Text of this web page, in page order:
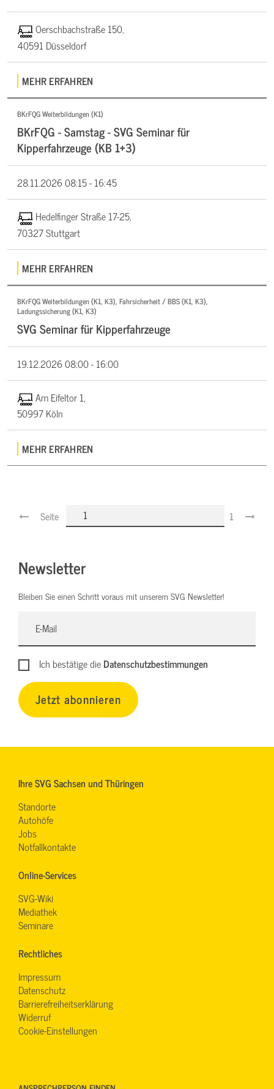
Oerschbachstraße 150,
40591 Düsseldorf
MEHR ERFAHREN
BKrFQG Weiterbildungen (K1)
BKrFQG - Samstag - SVG Seminar für
Kipperfahrzeuge (KB 1+3)
28.11.202608:15 - 16:45
Hedelfinger Straße 17-25,
70327 Stuttgart
MEHR ERFAHREN
BKrFQG Weiterbildungen (K1, K3), Fahrsicherheit / BBS (K1, K3),
Ladungssicherung (K1, K3)
SVG Seminar für Kipperfahrzeuge
19.12.202608:00 - 16:00
Am Eifeltor 1,
50997 Köln
MEHR ERFAHREN
Seite 1
Newsletter
Bleiben Sie einen Schritt voraus mit unserem SVG Newsletter!
Ich bestätige dieDatenschutzbestimmungen
Jetzt abonnieren
Ihre SVG Sachsen und Thüringen
Standorte
Autohöfe
Jobs
Notfallkontakte
Online-Services
SVG-Wiki
Mediathek
Seminare
Rechtliches
Impressum
Datenschutz
Barrierefreiheitserklärung
Widerruf
Cookie-Einstellungen